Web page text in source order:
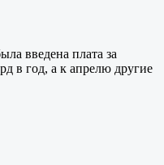
введена плата за
в год, а к апрелю другие